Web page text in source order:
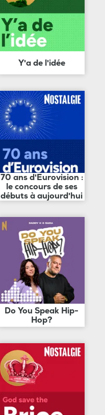
Y'a de l'idée
70 ans d'Eurovision :
le concours de ses
débuts à aujourd'hui
Do You Speak Hip-
Hop?